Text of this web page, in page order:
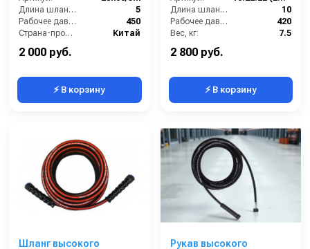
Длина шланга ВД (м):
5
Рабочее давление (бар):
450
Страна-производитель:
Китай
2 000 руб.
⚡ В корзину
Длина шланга ВД (м):
10
Рабочее давление (бар):
420
Вес, кг:
7.5
2 800 руб.
⚡ В корзину
Шланг высокого
Рукав высокого